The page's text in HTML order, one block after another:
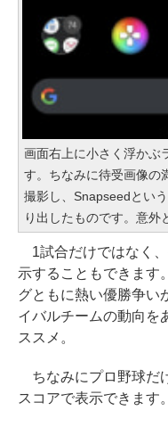
画面右上に小さく浮かぶ
す。ちなみに待受画像の
撮影し、Snapseedとい
り出したものです。意外
1試合だけではなく
示することもできます
グともに熱い優勝争い
イバルチームの動向を
ススメ。
ちなみにプロ野球だ
スコアで表示できます。